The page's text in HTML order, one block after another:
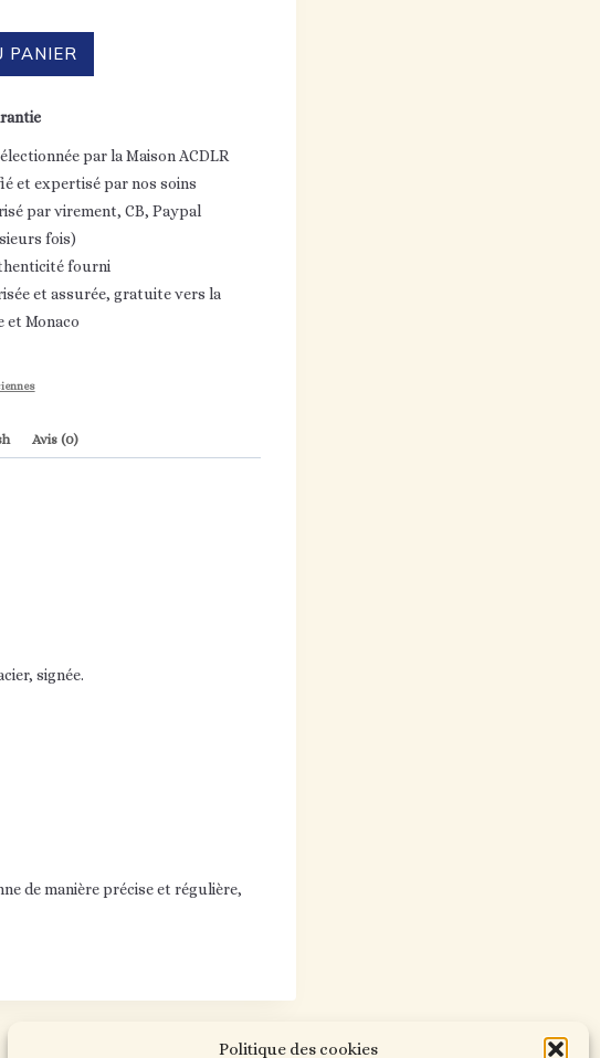
Politique des cookies
PANIER
par la Maison ACDLR
et expertisé par nos soins
par virement, CB, Paypal
fois)
fourni
et assurée, gratuite vers la
et Monaco
Avis (0)
signée.
de manière précise et régulière,